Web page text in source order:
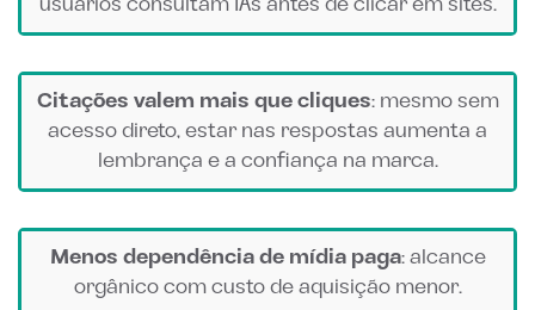
Citações valem mais que cliques: mesmo sem
acesso direto, estar nas respostas aumenta a
lembrança e a confiança na marca.
Menos dependência de mídia paga: alcance
orgânico com custo de aquisição menor.